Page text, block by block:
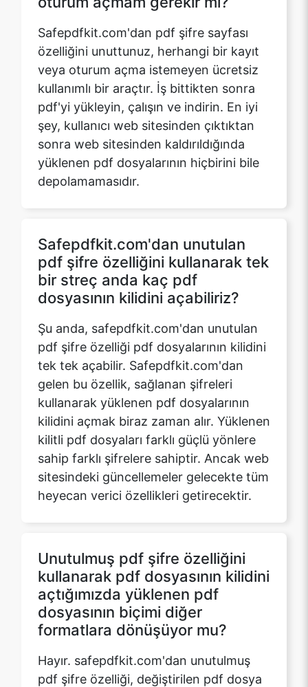
veya oturum açma istemeyen ücretsiz
kullanımlı bir araçtır. İş bittikten sonra
pdf'yi yükleyin, çalışın ve indirin. En iyi
şey, kullanıcı web sitesinden çıktıktan
sonra web sitesinden kaldırıldığında
yüklenen pdf dosyalarının hiçbirini bile
depolamamasıdır.
Safepdfkit.com'dan unutulan
dosyasının kilidini açabiliriz?
Şu anda, safepdfkit.com'dan unutulan
pdf şifre özelliği pdf dosyalarının kilidini
tek tek açabilir. Safepdfkit.com'dan
gelen bu özellik, sağlanan şifreleri
kullanarak yüklenen pdf dosyalarının
kilidini açmak biraz zaman alır. Yüklenen
kilitli pdf dosyaları farklı güçlü yönlere
sahip farklı şifrelere sahiptir. Ancak web
sitesindeki güncellemeler gelecekte tüm
heyecan verici özellikleri getirecektir.
Unutulmuş pdf şifre özelliğini
dosyasının biçimi diğer
formatlara dönüşüyor mu?
Hayır. safepdfkit.com'dan unutulmuş
pdf şifre özelliği, değiştirilen pdf dosya
formatı, yüklenen pdf dosyasıyla aynı
formatta olacak şekilde geliştirilmiştir.